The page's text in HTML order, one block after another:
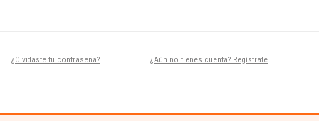
¿Olvidaste tu contraseña? ¿Aún no tienes cuenta? Regístrate